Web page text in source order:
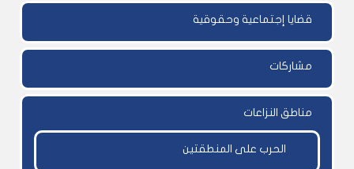
قضايا إجتماعية وحقوقية
مشاركات
مناطق النزاعات
الحرب على المنطقتين